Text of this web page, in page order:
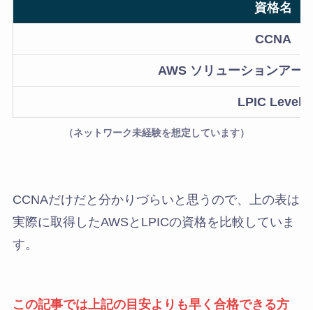
資格名
CCNA
AWS ソリューションアー
LPIC Level1
（ネットワーク未経験を想定しています）
CCNAだけだと分かりづらいと思うので、上の表は
実際に取得したAWSとLPICの資格を比較していま
す。
この記事では上記の目安よりも早く合格できる方